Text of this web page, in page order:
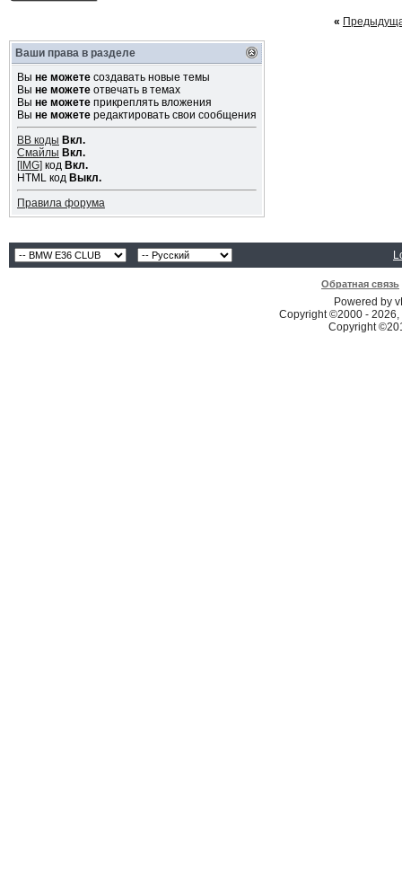
«
Ваши права в разделе
Вы не можетесоздавать новые темы
Вы не можетеотвечать в темах
Вы не можетеприкреплять вложения
Вы не можетередактировать свои сообщения
BB коды Вкл.
Смайлы Вкл.
[IMG] код Вкл.
HTML код Выкл.
Правила форума
Обратная связь
Powered by
Copyright ©2000 -
Copyright